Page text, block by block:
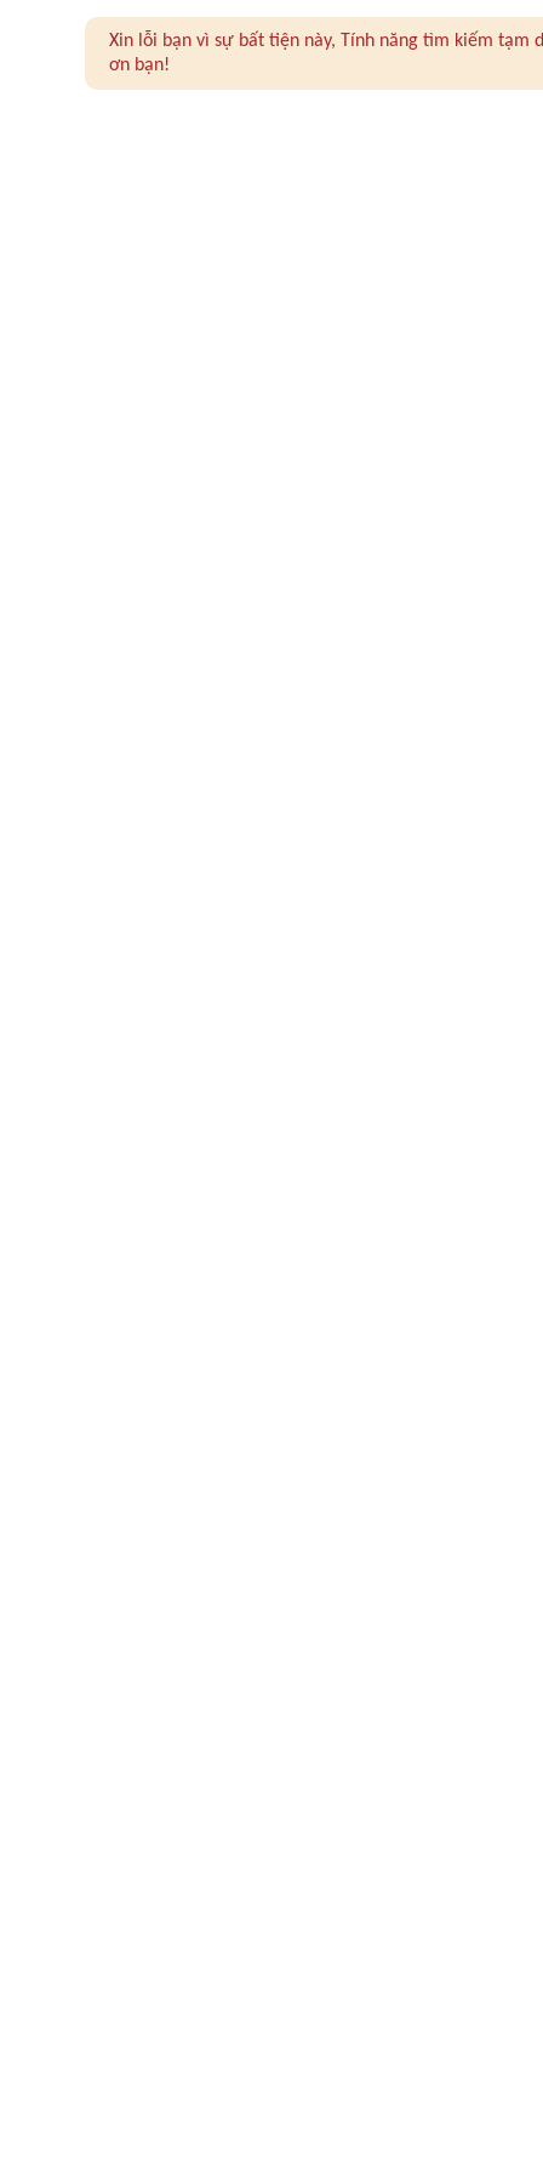
Xin lỗi bạn vì sự bất tiện này, Tính năng tìm kiếm
ơn bạn!